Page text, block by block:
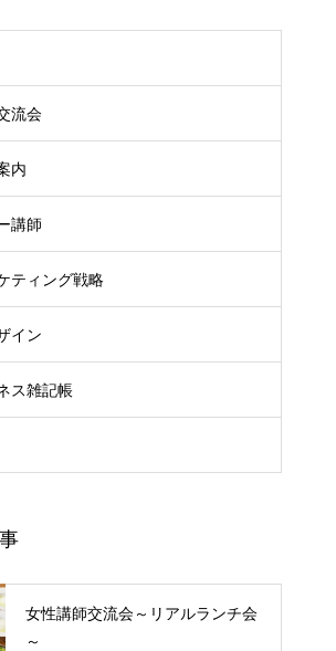
流会
内
講師
ティング戦略
イン
ス雑記帳
女性講師交流会～リアルランチ会
～